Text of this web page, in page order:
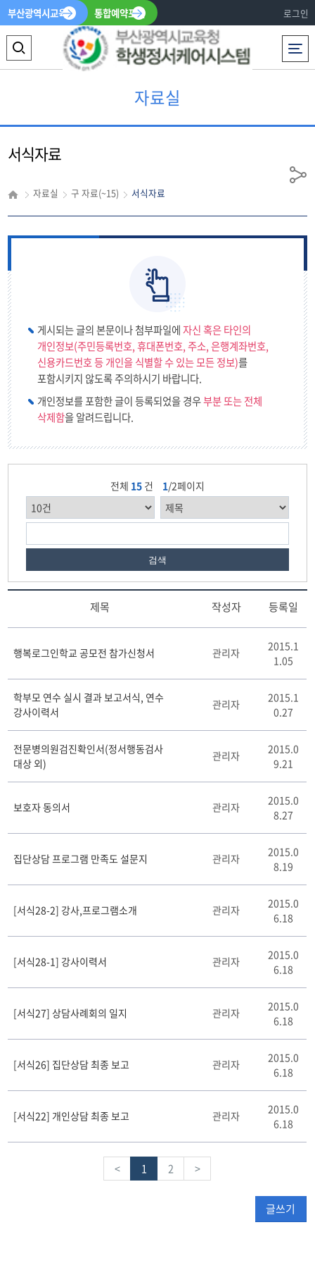
부산광역시교육청 통합예약포털 로그인
전체메뉴
색
역
열
자료실
서식자료
자료실 구 자료(~15) 서식자료
공
게시되는 글의 본문이나 첨부파일에자신 혹은 타인의
개인정보(주민등록번호, 휴대폰번호, 주소, 은행계좌번호,
신용카드번호 등 개인을 식별할 수 있는 모든 정보)를
포함시키지 않도록 주의하시기 바랍니다.
개인정보를 포함한 글이 등록되었을 경우부분 또는 전체
삭제함을 알려드립니다.
전체 15 건 1/2페이지
검색
식
료
게
시
스
트
테
블
제목 작성자 등록일
행복로그인학교 공모전 참가신청서 관리자
2015.1
1.05
학부모 연수 실시 결과 보고서식, 연수
강사이력서
관리자
2015.1
0.27
전문병의원검진확인서(정서행동검사
대상 외)
관리자
2015.0
9.21
보호자 동의서 관리자
2015.0
8.27
집단상담 프로그램 만족도 설문지 관리자
2015.0
8.19
[서식28-2] 강사,프로그램소개 관리자
2015.0
6.18
[서식28-1] 강사이력서 관리자
2015.0
6.18
[서식27] 상담사례회의 일지 관리자
2015.0
6.18
[서식26] 집단상담 최종 보고 관리자
2015.0
6.18
[서식22] 개인상담 최종 보고 관리자
2015.0
6.18
< 1 2 >
글쓰기